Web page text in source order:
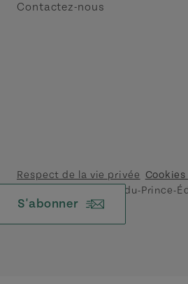
S'abonner
Contactez-nous
Respect de la vie privée
© 2026 Tourisme Île-du-Prince-